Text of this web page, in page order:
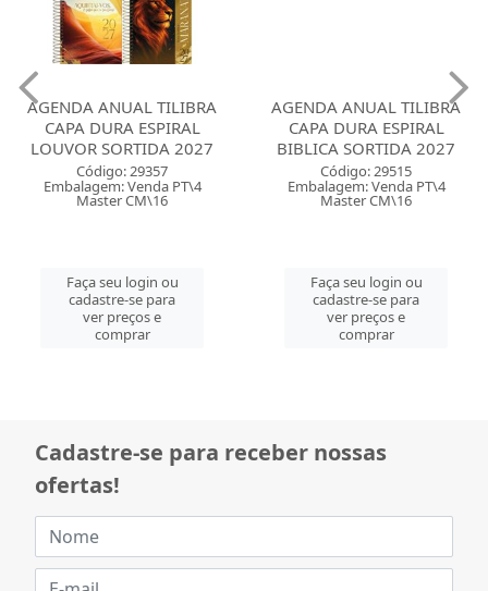
AGENDA ANUAL TILIBRA
CAPA DURA ESPIRAL
LOUVOR SORTIDA 2027
Código: 29357
Embalagem: Venda PT\4
Master CM\16
Faça seu login ou
cadastre-se para
ver preços e
comprar
AGENDA ANUAL TILIBRA
CAPA DURA ESPIRAL
BIBLICA SORTIDA 2027
Código: 29515
Embalagem: Venda PT\4
Master CM\16
Faça seu login ou
cadastre-se para
ver preços e
comprar
Cadastre-se para receber nossas
ofertas!